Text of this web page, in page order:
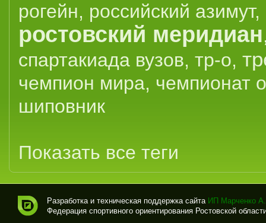
рогейн, российский азимут,
ростовский меридиан
спартакиада вузов, тр-о,
чемпион мира, чемпионат
шиповник
Показать все теги
Разработка и техническая поддержка сайта ИП Марченко
Федерация спортивного ориентирования Ростовской